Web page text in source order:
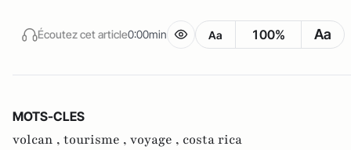
Écoutez cet article0:00min Aa 100% Aa
MOTS-CLES
volcan , tourisme , voyage , costa rica